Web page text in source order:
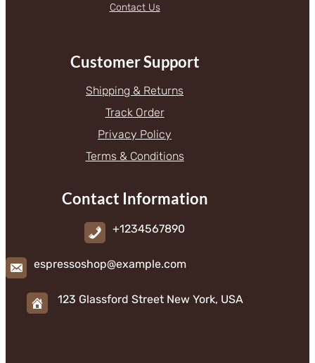
Contact Us
Customer Support
Shipping & Returns
Track Order
Privacy Policy
Terms & Conditions
Contact Information
+1234567890
espressoshop@example.com
123 Glassford Street New York, USA